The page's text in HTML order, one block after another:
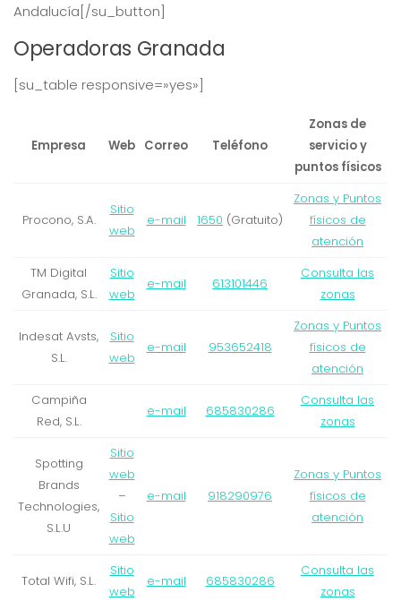
Andalucía[/su_button]
Operadoras Granada
[su_table responsive=»yes»]
Empresa Web Correo Teléfono
Zonas de
servicio y
puntos físicos
Procono, S.A.
Sitio
web
e-mail 1650 (Gratuito)
Zonas y Puntos
físicos de
atención
TM Digital
Granada, S.L.
Sitio
web
e-mail 613101446
Consulta las
zonas
Indesat Avsts,
S.L.
Sitio
web
e-mail 953652418
Zonas y Puntos
físicos de
atención
Campiña
Red, S.L.
e-mail 685830286
Consulta las
zonas
Spotting
Brands
Technologies,
S.L.U
Sitio
web
–
Sitio
web
e-mail 918290976
Zonas y Puntos
físicos de
atención
Total Wifi, S.L.
Sitio
web
e-mail 685830286
Consulta las
zonas